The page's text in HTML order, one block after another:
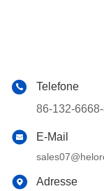
Telefone
86-132-
E-Mail
Adresse